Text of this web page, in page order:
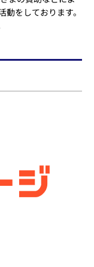
をしております。